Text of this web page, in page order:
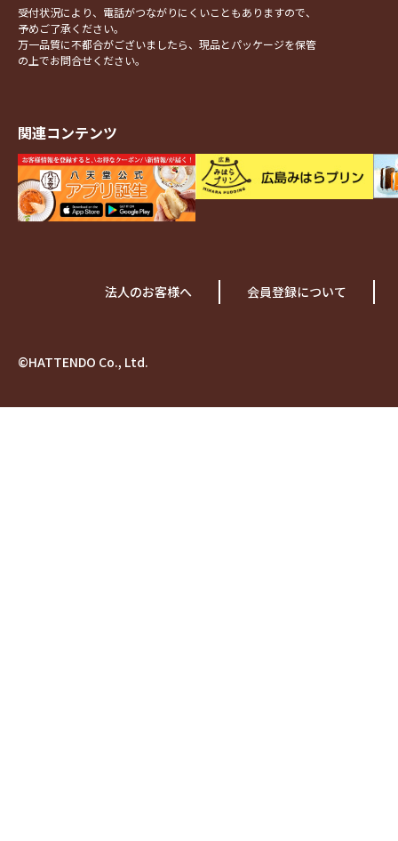
受付状況により、電話がつながりにくいこともありますので、
予めご了承ください。
万一品質に不都合がございましたら、現品とパッケージを保管
の上でお問合せください。
関連コンテンツ
法人のお客様へ 会員登録について
©HATTENDO Co., Ltd.